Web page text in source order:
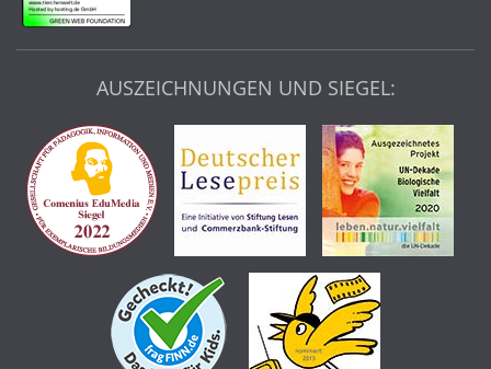
AUSZEICHNUNGEN UND SIEGEL: